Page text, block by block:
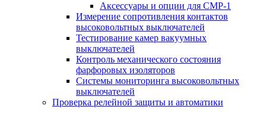
Аксессуары и опции для СМР-1
Измерение сопротивления контактов
высоковольтных выключателей
Тестирование камер вакуумных
выключателей
Контроль механического состояния
фарфоровых изоляторов
Системы мониторинга высоковольтных
выключателей
Проверка релейной защиты и автоматики